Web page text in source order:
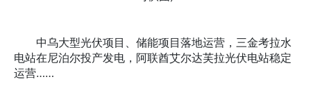
中乌大型光伏项目、储能项目落地运营，三金考拉水
电站在尼泊尔投产发电，阿联酋艾尔达芙拉光伏电站稳定
运营……